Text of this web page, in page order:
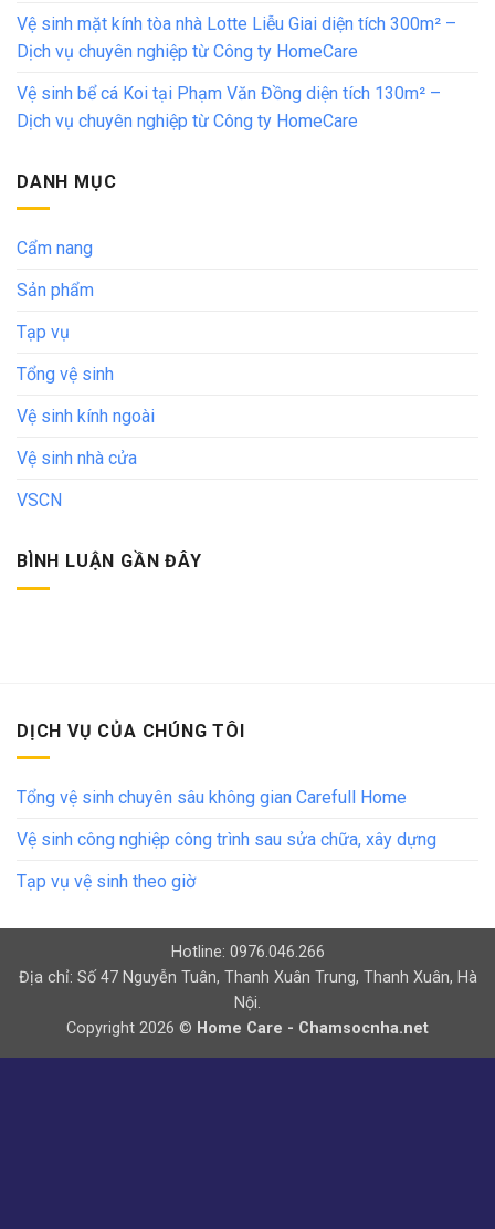
Vệ sinh mặt kính tòa nhà Lotte Liễu Giai diện tích 300m² –
Dịch vụ chuyên nghiệp từ Công ty HomeCare
Vệ sinh bể cá Koi tại Phạm Văn Đồng diện tích 130m² –
Dịch vụ chuyên nghiệp từ Công ty HomeCare
DANH MỤC
Cẩm nang
Sản phẩm
Tạp vụ
Tổng vệ sinh
Vệ sinh kính ngoài
Vệ sinh nhà cửa
VSCN
BÌNH LUẬN GẦN ĐÂY
DỊCH VỤ CỦA CHÚNG TÔI
Tổng vệ sinh chuyên sâu không gian Carefull Home
Vệ sinh công nghiệp công trình sau sửa chữa, xây dựng
Tạp vụ vệ sinh theo giờ
Hotline: 0976.046.266
Địa chỉ: Số 47 Nguyễn Tuân, Thanh Xuân Trung, Thanh Xuân, Hà
Nội.
Copyright 2026 © Home Care - Chamsocnha.net